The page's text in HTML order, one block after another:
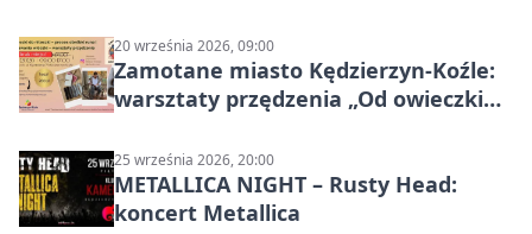
20 września 2026, 09:00
Zamotane miasto Kędzierzyn-Koźle:
warsztaty przędzenia „Od owieczki
25 września 2026, 20:00
METALLICA NIGHT – Rusty Head:
koncert Metallica